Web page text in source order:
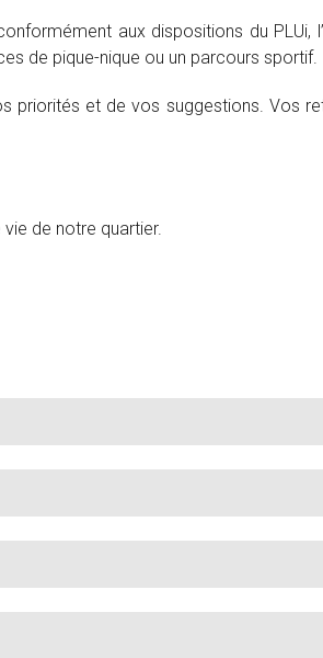
aux dispositions du PLUi,
de pique-nique ou un parcours sportif.
priorités et de vos suggestions. Vos
de notre quartier.